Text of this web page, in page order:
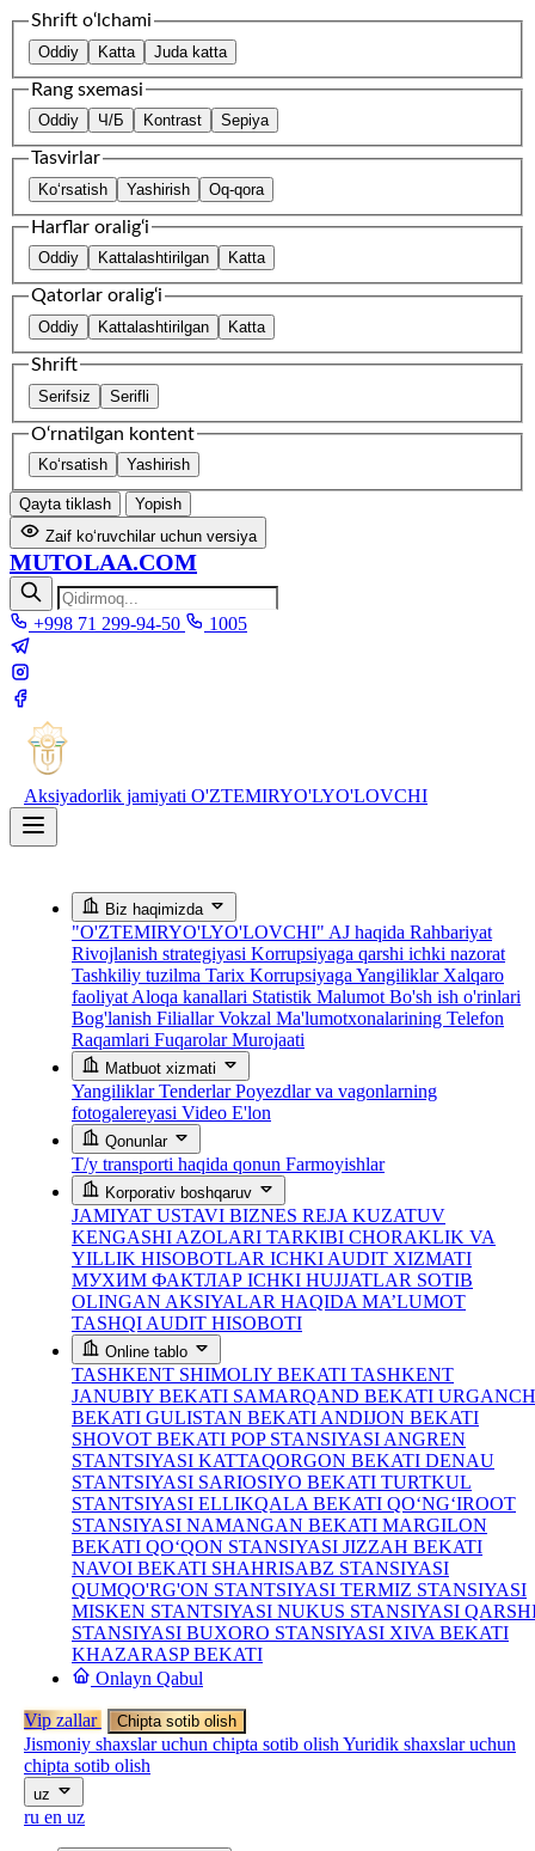
Shrift o‘lchami
Oddiy Katta Juda katta
Rang sxemasi
Oddiy Ч/Б Kontrast Sepiya
Tasvirlar
Ko‘rsatish Yashirish Oq-qora
Harflar oralig‘i
Oddiy Kattalashtirilgan Katta
Qatorlar oralig‘i
Oddiy Kattalashtirilgan Katta
Shrift
Serifsiz Serifli
O‘rnatilgan kontent
Ko‘rsatish Yashirish
Qayta tiklash
Yopish
Zaif ko‘ruvchilar uchun versiya
MUTOLAA.COM
+998 71 299-94-50 1005
Aksiyadorlik jamiyati O'ZTEMIRYO'LYO'LOVCHI
Biz haqimizda
"O'ZTEMIRYO'LYO'LOVCHI" AJ haqida Rahbariyat
Rivojlanish strategiyasi Korrupsiyaga qarshi ichki nazorat
Tashkiliy tuzilma Tarix Korrupsiyaga Yangiliklar Xalqaro
faoliyat Aloqa kanallari Statistik Malumot Bo'sh ish o'rinlari
Bog'lanish FiliallarVokzal Ma'lumotxonalarining Telefon
Raqamlari Fuqarolar Murojaati
Matbuot xizmati
YangiliklarTenderlarPoyezdlar va vagonlarning
fotogalereyasi Video E'lon
Qonunlar
T/y transporti haqida qonun Farmoyishlar
Korporativ boshqaruv
JAMIYAT USTAVI BIZNES REJA KUZATUV
KENGASHI AZOLARI TARKIBI CHORAKLIK VA
YILLIK HISOBOTLAR ICHKI AUDIT XIZMATI
МУХИМ ФАКТЛАР ICHKI HUJJATLAR SOTIB
OLINGAN AKSIYALAR HAQIDA MA’LUMOT
TASHQI AUDIT HISOBOTI
Online tablo
TASHKENT SHIMOLIY BEKATI TASHKENT
JANUBIY BEKATI SAMARQAND BEKATI URGANCH
BEKATI GULISTAN BEKATI ANDIJON BEKATI
SHOVOT BEKATI POP STANSIYASI ANGREN
STANTSIYASI KATTAQORGON BEKATI DENAU
STANTSIYASI SARIOSIYO BEKATI TURTKUL
STANTSIYASI ELLIKQALA BEKATI QO‘NG‘IROOT
STANSIYASI NAMANGAN BEKATI MARGILON
BEKATI QO‘QON STANSIYASI JIZZAH BEKATI
NAVOI BEKATI SHAHRISABZ STANSIYASI
QUMQO'RG'ON STANTSIYASI TERMIZ STANSIYASI
MISKEN STANTSIYASI NUKUS STANSIYASI
STANSIYASI BUXORO STANSIYASI XIVA BEKATI
KHAZARASP BEKATI
Onlayn Qabul
Vip zallar Chipta sotib olish
Jismoniy shaxslar uchun chipta sotib olish Yuridik shaxslar uchun
chipta sotib olish
uz
ru en uz